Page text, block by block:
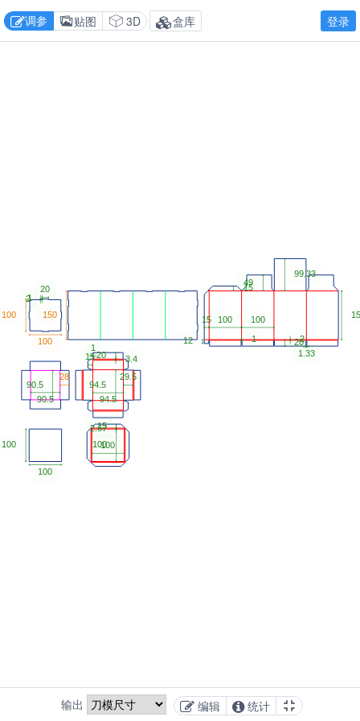
调参 贴图 3D 盒库 登录
输出 编辑 统计